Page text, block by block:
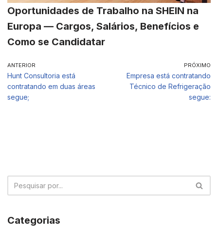
Oportunidades de Trabalho na SHEIN na
Europa — Cargos, Salários, Benefícios e
Como se Candidatar
ANTERIOR
Hunt Consultoria está
contratando em duas áreas
segue;
PRÓXIMO
Empresa está contratando
Técnico de Refrigeração
segue:
Categorias